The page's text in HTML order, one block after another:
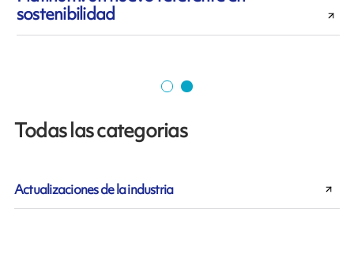
sostenibilidad
Todas las categorias
Actualizaciones de la industria